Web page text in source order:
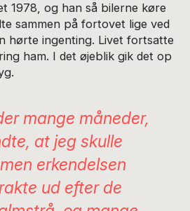
1978, og han så bilerne køre
sammen på fortovet lige ved
hørte ingenting. Livet fortsatte
ham. I det øjeblik gik det op
mange måneder,
at jeg skulle
erkendelsen
ud efter de